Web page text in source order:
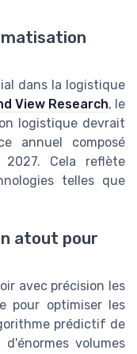
dans la logistique
View Research, le
logistique devrait
annuel composé
Cela reflète
telles que
atout pour
avec précision les
pour optimiser les
prédictif de
volumes